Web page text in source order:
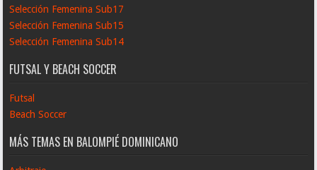
Selección Femenina Sub17
Selección Femenina Sub15
Selección Femenina Sub14
FUTSAL Y BEACH SOCCER
Futsal
Beach Soccer
MÁS TEMAS EN BALOMPIÉ DOMINICANO